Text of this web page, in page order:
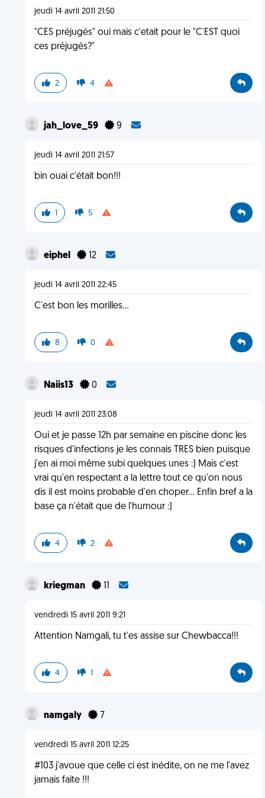
jeudi 14 avril 2011 21:50
"CES préjugés" oui mais c'etait pour le "C'EST quoi
ces préjugés?"
2 4
jah_love_59 9
jeudi 14 avril 2011 21:57
bin ouai c'était bon!!!
1 5
eiphel 12
jeudi 14 avril 2011 22:45
C'est bon les morilles...
8 0
Naiis13 0
jeudi 14 avril 2011 23:08
Oui et je passe 12h par semaine en piscine donc les
risques d'infections je les connais TRES bien puisque
j'en ai moi même subi quelques unes :) Mais c'est
vrai qu'en respectant a la lettre tout ce qu'on nous
dis il est moins probable d'en choper... Enfin bref a la
base ça n'était que de l'humour :)
4 2
kriegman 11
vendredi 15 avril 2011 9:21
Attention Namgali, tu t'es assise sur Chewbacca!!!
4 1
namgaly 7
vendredi 15 avril 2011 12:25
#103 j'avoue que celle ci est inédite, on ne me l'avez
jamais faite !!!